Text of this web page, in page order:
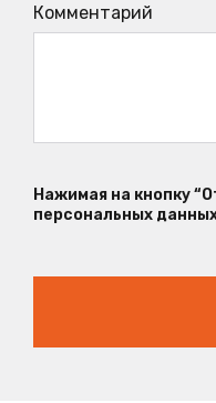
Комментарий
Нажимая на кнопку
персональных